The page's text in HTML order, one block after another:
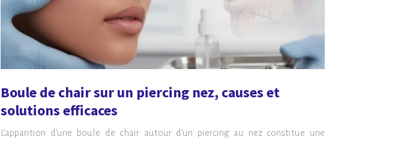
Boule de chair sur un piercing nez, causes et
solutions efficaces
L’apparition d’une boule de chair autour d’un piercing au nez constitue une